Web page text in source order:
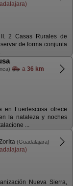
2 Casas Rurales de
de forma conjunta
a 36 km
en Fuertescusa ofrece
la nataleza y noches
...
(Guadalajara)
Nueva Sierra,